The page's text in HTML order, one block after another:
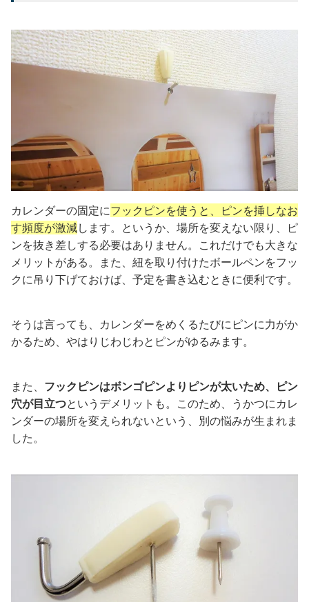
カレンダーの固定にフックピンを使うと、ピンを挿しなお
す頻度が激減します。というか、場所を変えない限り、ピ
ンを抜き差しする必要はありません。これだけでも大きな
メリットがある。また、紐を取り付けたボールペンをフッ
クに吊り下げておけば、予定を書き込むときに便利です。
そうは言っても、カレンダーをめくるたびにピンに力がか
かるため、やはりじわじわとピンがゆるみます。
また、 フックピンはボンゴピンよりピンが太いため、ピン
穴が目立つというデメリットも。このため、うかつにカレ
ンダーの場所を変えられないという、別の悩みが生まれま
した。